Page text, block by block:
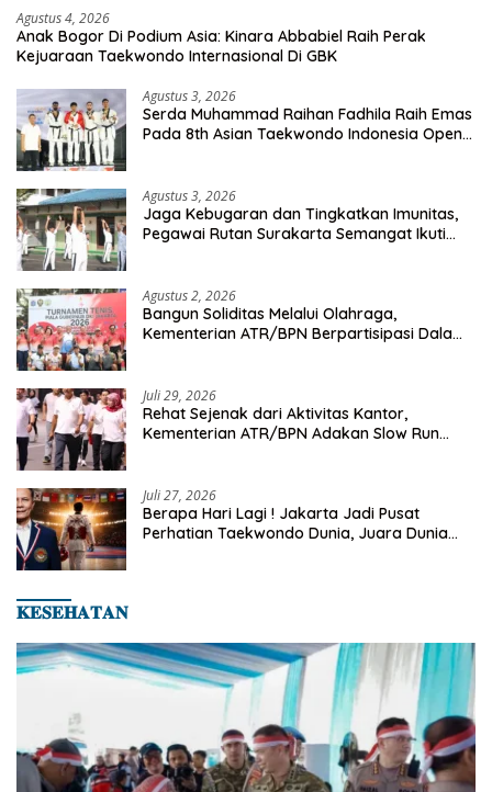
Agustus 4, 2026
Anak Bogor Di Podium Asia: Kinara Abbabiel Raih Perak
Kejuaraan Taekwondo Internasional Di GBK
Agustus 3, 2026
Serda Muhammad Raihan Fadhila Raih Emas
Pada 8th Asian Taekwondo Indonesia Open
Agustus 3, 2026
Jaga Kebugaran dan Tingkatkan Imunitas,
Pegawai Rutan Surakarta Semangat Ikuti
Agustus 2, 2026
Bangun Soliditas Melalui Olahraga,
Kementerian ATR/BPN Berpartisipasi Dalam
Juli 29, 2026
Rehat Sejenak dari Aktivitas Kantor,
Kementerian ATR/BPN Adakan Slow Run
Juli 27, 2026
Berapa Hari Lagi ! Jakarta Jadi Pusat
Perhatian Taekwondo Dunia, Juara Dunia
𝐊𝐄𝐒𝐄𝐇𝐀𝐓𝐀𝐍